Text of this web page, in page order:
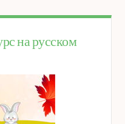
на русском